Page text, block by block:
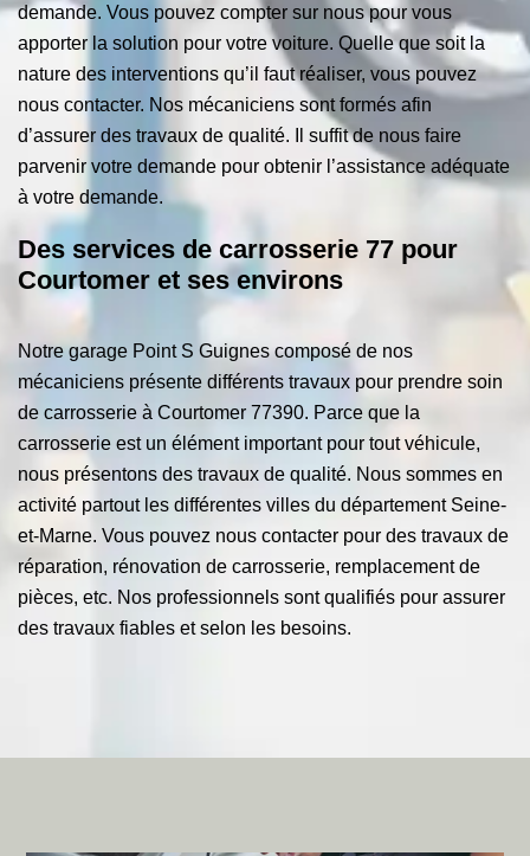
demande. Vous pouvez compter sur nous pour vous
apporter la solution pour votre voiture. Quelle que soit la
nature des interventions qu’il faut réaliser, vous pouvez
nous contacter. Nos mécaniciens sont formés afin
d’assurer des travaux de qualité. Il suffit de nous faire
parvenir votre demande pour obtenir l’assistance adéquate
à votre demande.
Des services de carrosserie 77 pour
Courtomer et ses environs
Notre garage Point S Guignes composé de nos
mécaniciens présente différents travaux pour prendre soin
de carrosserie à Courtomer 77390. Parce que la
carrosserie est un élément important pour tout véhicule,
nous présentons des travaux de qualité. Nous sommes en
activité partout les différentes villes du département Seine-
et-Marne. Vous pouvez nous contacter pour des travaux de
réparation, rénovation de carrosserie, remplacement de
pièces, etc. Nos professionnels sont qualifiés pour assurer
des travaux fiables et selon les besoins.